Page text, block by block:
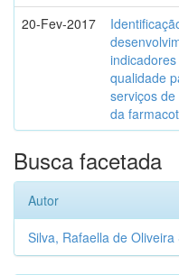
20-Fev-2017
qualidade
serviços de
da
Busca facetada
Autor
Silva, Rafaella de Oliveira